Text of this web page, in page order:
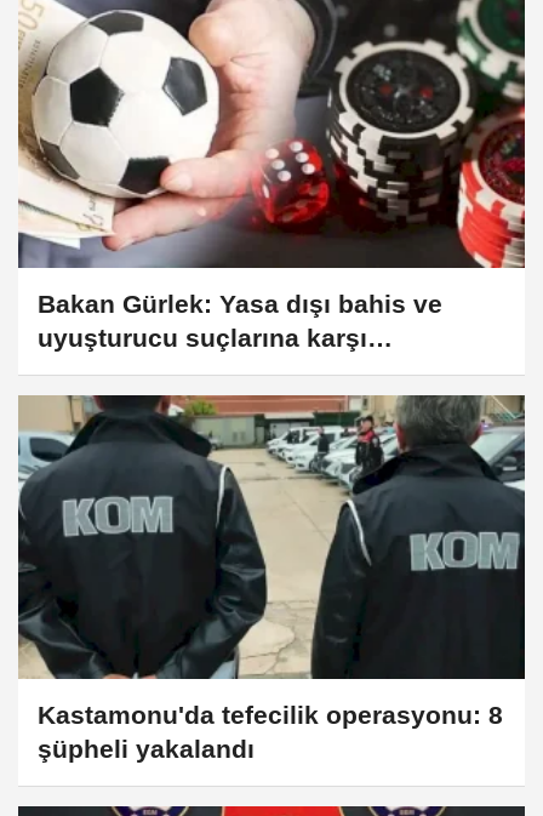
Bakan Gürlek: Yasa dışı bahis ve
uyuşturucu suçlarına karşı
mücadelemiz kararlılıkla sürüyor
Kastamonu'da tefecilik operasyonu: 8
şüpheli yakalandı